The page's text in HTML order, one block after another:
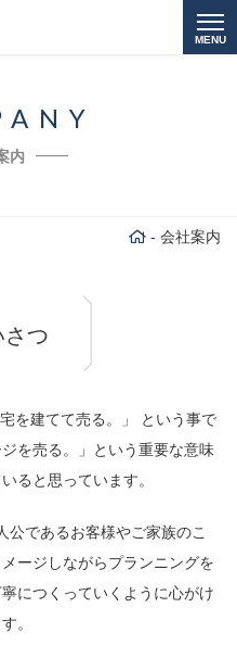
MENU
内
- 会社案内
さつ
を建てて売る。」 という事で
を売る。」
という重要な意味
ると思っています。
公であるお客様やご家族のこ
ージしながらプランニングを
につくっていくように心がけ
。